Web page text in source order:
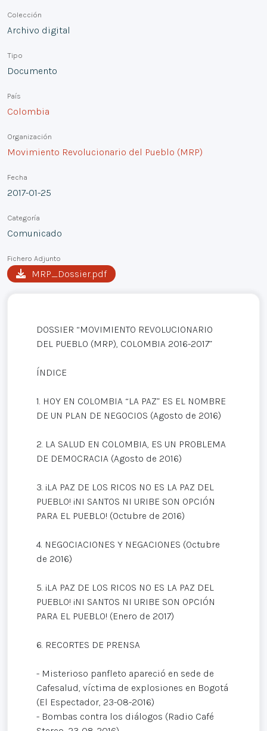
Colección
Archivo digital
Tipo
Documento
País
Colombia
Organización
Movimiento Revolucionario del Pueblo (MRP)
Fecha
2017-01-25
Categoría
Comunicado
Fichero Adjunto
MRP_Dossier.pdf
DOSSIER “MOVIMIENTO REVOLUCIONARIO
DEL PUEBLO (MRP), COLOMBIA 2016-2017”
ÍNDICE
1. HOY EN COLOMBIA “LA PAZ” ES EL NOMBRE
DE UN PLAN DE NEGOCIOS (Agosto de 2016)
2. LA SALUD EN COLOMBIA, ES UN PROBLEMA
DE DEMOCRACIA (Agosto de 2016)
3. ¡LA PAZ DE LOS RICOS NO ES LA PAZ DEL
PUEBLO! ¡NI SANTOS NI URIBE SON OPCIÓN
PARA EL PUEBLO! (Octubre de 2016)
4. NEGOCIACIONES Y NEGACIONES (Octubre
de 2016)
5. ¡LA PAZ DE LOS RICOS NO ES LA PAZ DEL
PUEBLO! ¡NI SANTOS NI URIBE SON OPCIÓN
PARA EL PUEBLO! (Enero de 2017)
6. RECORTES DE PRENSA
- Misterioso panfleto apareció en sede de
Cafesalud, víctima de explosiones en Bogotá
(El Espectador, 23-08-2016)
- Bombas contra los diálogos (Radio Café